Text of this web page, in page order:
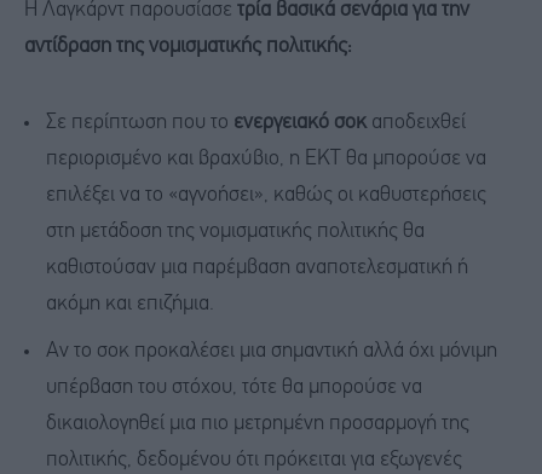
Η Λαγκάρντ παρουσίασε τρία βασικά σενάρια για την
αντίδραση της νομισματικής πολιτικής:
Σε περίπτωση που το ενεργειακό σοκαποδειχθεί
περιορισμένο και βραχύβιο, η ΕΚΤ θα μπορούσε να
επιλέξει να το «αγνοήσει», καθώς οι καθυστερήσεις
στη μετάδοση της νομισματικής πολιτικής θα
καθιστούσαν μια παρέμβαση αναποτελεσματική ή
ακόμη και επιζήμια.
Αν το σοκ προκαλέσει μια σημαντική αλλά όχι μόνιμη
υπέρβαση του στόχου, τότε θα μπορούσε να
δικαιολογηθεί μια πιο μετρημένη προσαρμογή της
πολιτικής, δεδομένου ότι πρόκειται για εξωγενές